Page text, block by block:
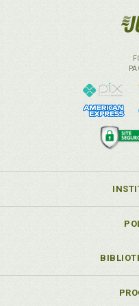
Usucapião
Usucapião
no reconhecimento
bens públicos, p. 185
Usucapião
usucapião
superficiário
Usucapião.
usucapião em geral,